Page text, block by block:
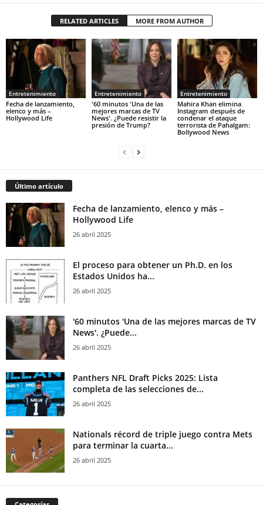
RELATED ARTICLES MORE FROM AUTHOR
Entretenimiento
Fecha de lanzamiento,
elenco y más –
Hollywood Life
Entretenimiento
'60 minutos 'Una de las
mejores marcas de TV
News'. ¿Puede resistir la
presión de Trump?
Entretenimiento
Mahira Khan elimina
Instagram después de
condenar el ataque
terrorista de Pahalgam:
Bollywood News
Último artículo
Fecha de lanzamiento, elenco y más –
Hollywood Life
26 abril 2025
El proceso para obtener un Ph.D. en los
Estados Unidos ha...
26 abril 2025
'60 minutos 'Una de las mejores marcas de TV
News'. ¿Puede...
26 abril 2025
Panthers NFL Draft Picks 2025: Lista
completa de las selecciones de...
26 abril 2025
Nationals récord de triple juego contra Mets
para terminar la cuarta...
26 abril 2025